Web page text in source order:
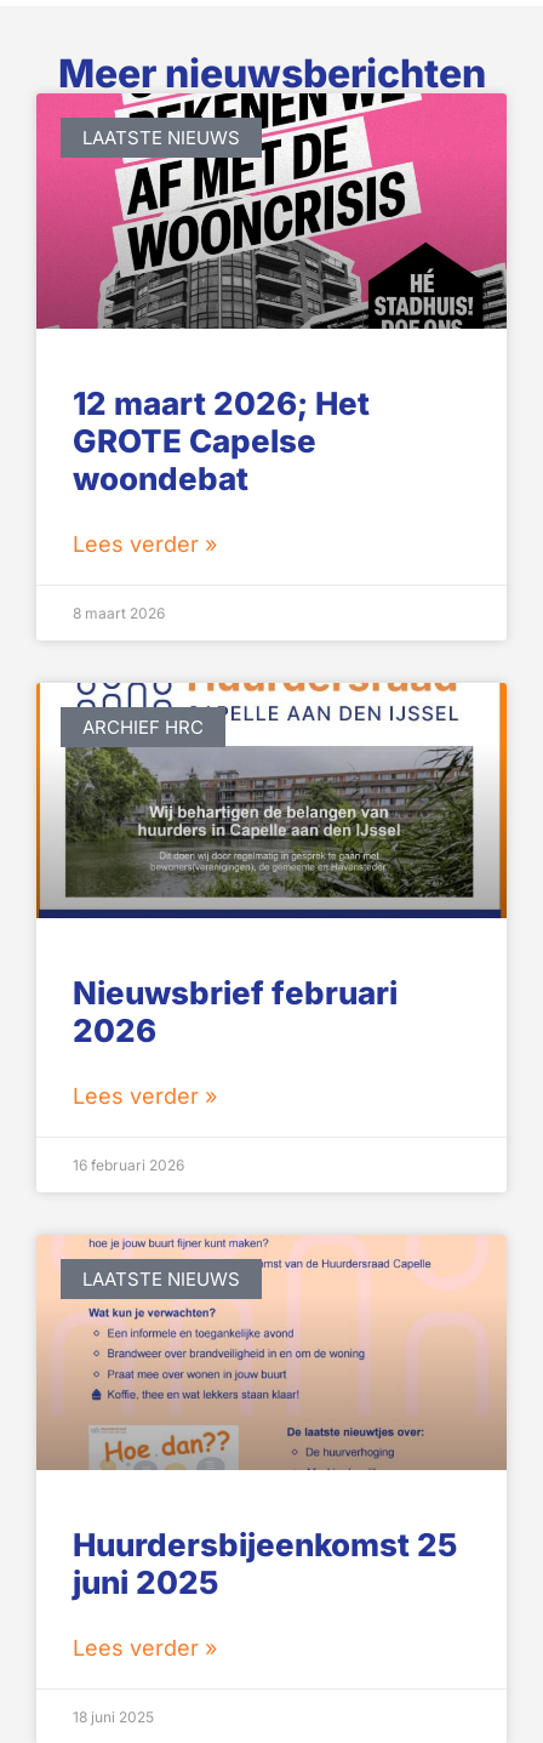
Meer nieuwsberichten
LAATSTE NIEUWS
12 maart 2026; Het
GROTE Capelse
woondebat
Lees verder »
8 maart 2026
ARCHIEF HRC
Nieuwsbrief februari
2026
Lees verder »
16 februari 2026
LAATSTE NIEUWS
Huurdersbijeenkomst 25
juni 2025
Lees verder »
18 juni 2025